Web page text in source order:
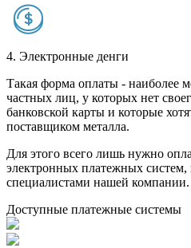
4. Электронные денги
Такая форма оплаты - наиболее
частных лиц, у которых нет
банковской карты и которые
поставщиком металла.
Для этого всего лишь нужно
электронных платежных систем,
специалистами нашей компании.
Доступные платежные системы